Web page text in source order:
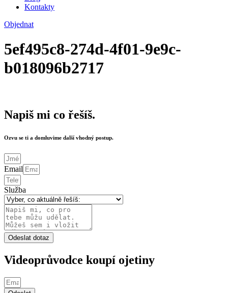
Kontakty
Objednat
5ef495c8-274d-4f01-9e9c-
b018096b2717
Napiš mi co řešíš.
Ozvu se ti a domluvime další vhodný postup.
Email
Služba
Odeslat dotaz
Videoprůvodce koupí ojetiny